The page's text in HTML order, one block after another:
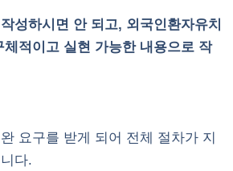
성하시면 안 되고, 외국인환자유치
적이고 실현 가능한 내용으로 작
요구를 받게 되어 전체 절차가 지
다.